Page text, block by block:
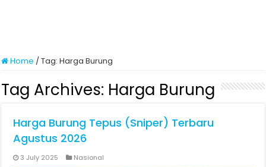
Home /Tag:Harga Burung
Tag Archives: Harga Burung
Harga Burung Tepus (Sniper) Terbaru
Agustus 2026
3 July 2025 Nasional